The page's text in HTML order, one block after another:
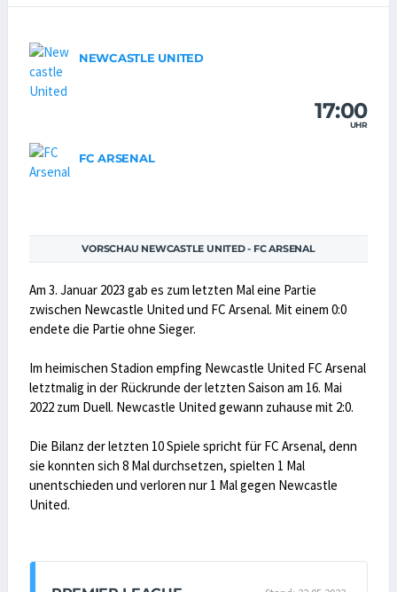
NEWCASTLE UNITED
17:00
UHR
FC ARSENAL
VORSCHAU NEWCASTLE UNITED - FC ARSENAL
Am 3. Januar 2023 gab es zum letzten Mal eine Partie
zwischen Newcastle United und FC Arsenal. Mit einem 0:0
endete die Partie ohne Sieger.
Im heimischen Stadion empfing Newcastle United FC Arsenal
letztmalig in der Rückrunde der letzten Saison am 16. Mai
2022 zum Duell. Newcastle United gewann zuhause mit 2:0.
Die Bilanz der letzten 10 Spiele spricht für FC Arsenal, denn
sie konnten sich 8 Mal durchsetzen, spielten 1 Mal
unentschieden und verloren nur 1 Mal gegen Newcastle
United.